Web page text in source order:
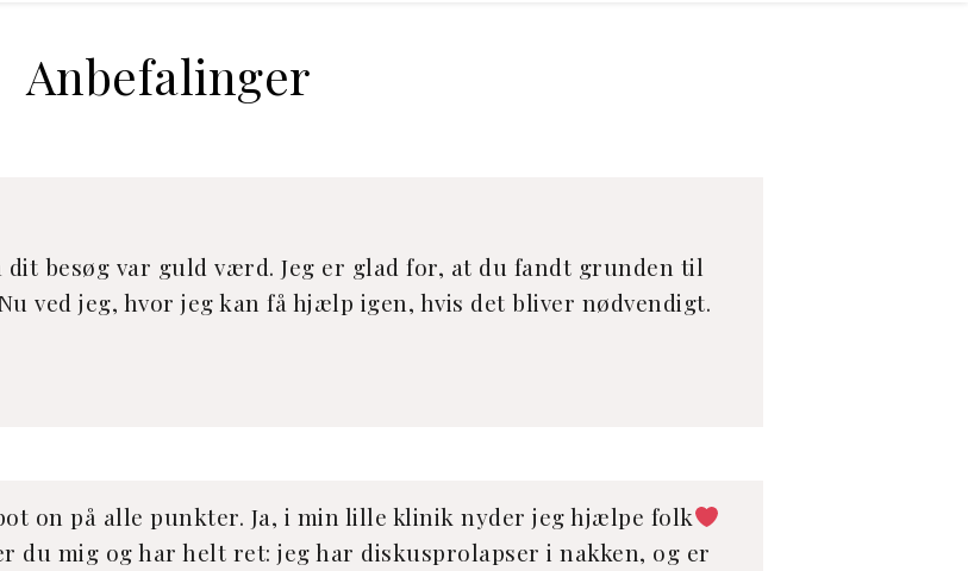
Anbefalinger
besøg var guld værd. Jeg er glad for, at du fandt grunden til
ved jeg, hvor jeg kan få hjælp igen, hvis det bliver nødvendigt.
on på alle punkter. Ja, i min lille klinik nyder jeg hjælpe folk
du mig og har helt ret: jeg har diskusprolapser i nakken, og er